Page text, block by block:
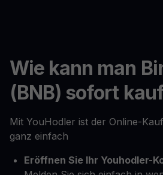
Wie kann man
(BNB) sofort
Mit YouHodler ist der Online-
ganz einfach
Eröffnen Sie Ihr Youhodler-